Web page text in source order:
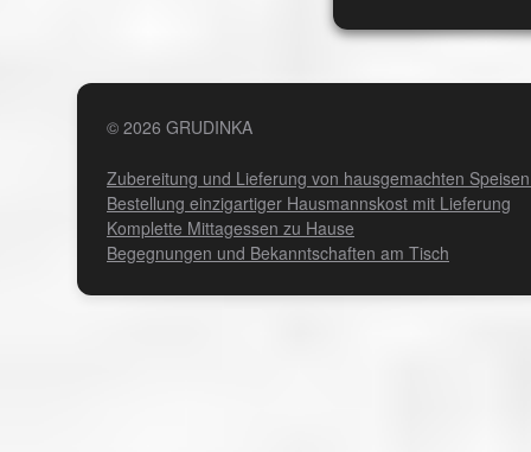
© 2026 GRUDINKA
Zubereitung und Lieferung von hausgemachten
Bestellung einzigartiger Hausmannskost mit Lieferung
Komplette Mittagessen zu Hause
Begegnungen und Bekanntschaften am Tisch